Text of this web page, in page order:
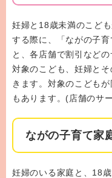
妊婦と18歳未満のこど
する際に、「ながの子
と、各店舗で割引など
対象のこども、妊婦と
きます。対象のこども
もあります。(店舗のサ
ながの子育て家
妊婦のいる家庭と、18